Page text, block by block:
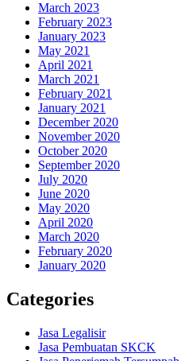
March 2023
February 2023
January 2023
May 2021
April 2021
March 2021
February 2021
January 2021
December 2020
November 2020
October 2020
September 2020
July 2020
June 2020
May 2020
April 2020
March 2020
February 2020
January 2020
Categories
Jasa Legalisir
Jasa Pembuatan SKCK